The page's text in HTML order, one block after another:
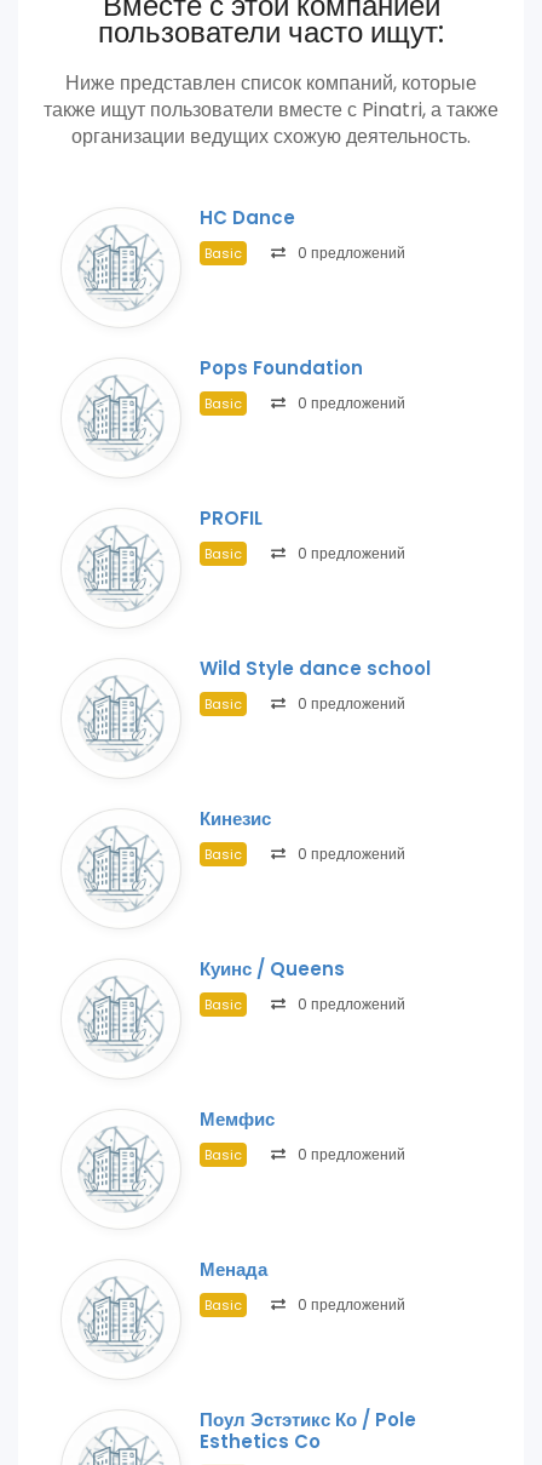
пользователи часто ищут:
Ниже представлен список компаний, которые
также ищут пользователи вместе с Pinatri, а также
организации ведущих схожую деятельность.
HC Dance
Basic 0 предложений
Pops Foundation
Basic 0 предложений
PROFIL
Basic 0 предложений
Wild Style dance school
Basic 0 предложений
Кинезис
Basic 0 предложений
Куинс / Queens
Basic 0 предложений
Мемфис
Basic 0 предложений
Менада
Basic 0 предложений
Поул Эстэтикс Ко / Pole
Esthetics Co